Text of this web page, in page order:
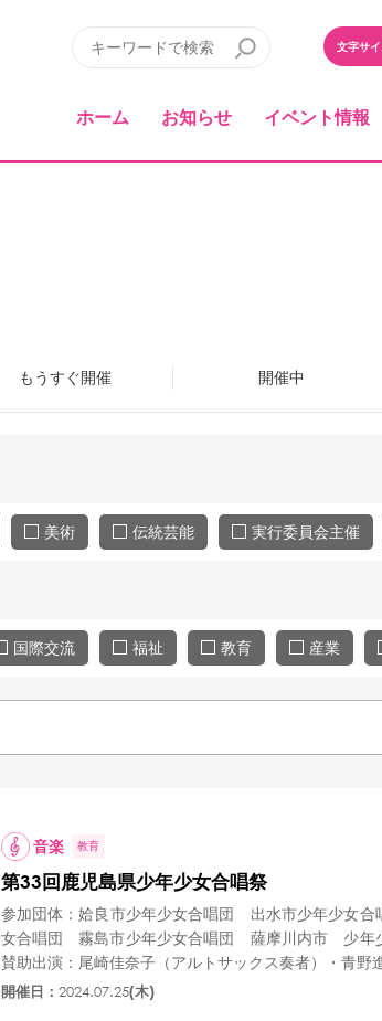
文字サイ
ホーム お知らせ イベント情報
もうすぐ開催 開催中
美術 伝統芸能 実行委員会主催
国際交流 福祉 教育 産業
音楽 教育
第33回鹿児島県少年少女合唱祭
参加団体：姶良市少年少女合唱団 出水市少年少女
女合唱団 霧島市少年少女合唱団 薩摩川内市 少年
賛助出演：尾崎佳奈子（アルトサックス奏者）・青野
開催日： 2024.07.25(木)